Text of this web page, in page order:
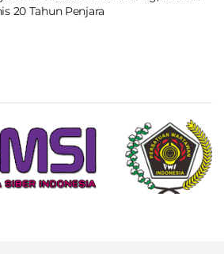
20 Tahun Penjara